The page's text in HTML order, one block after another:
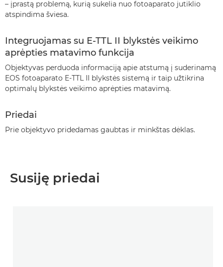
– įprastą problemą, kurią sukelia nuo fotoaparato jutiklio
atspindima šviesa.
Integruojamas su E-TTL II blykstės veikimo
aprėpties matavimo funkcija
Objektyvas perduoda informaciją apie atstumą į suderinamą
EOS fotoaparato E-TTL II blykstės sistemą ir taip užtikrina
optimalų blykstės veikimo aprėpties matavimą.
Priedai
Prie objektyvo pridedamas gaubtas ir minkštas dėklas.
Susiję priedai